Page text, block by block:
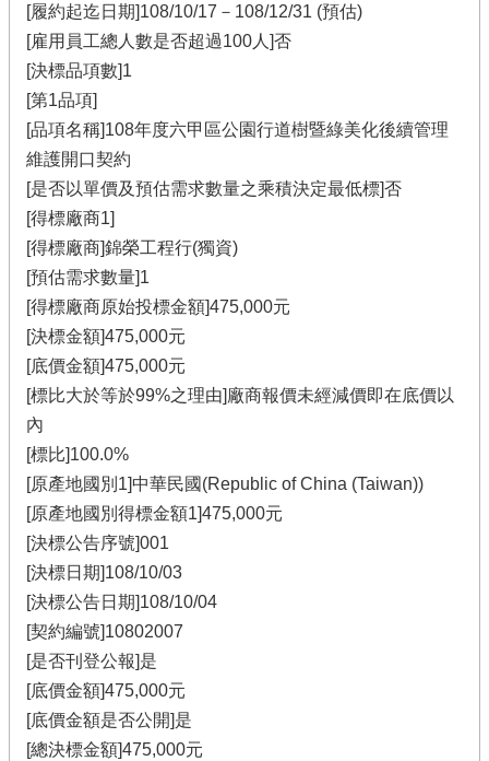
[履約起迄日期]108/10/17－108/12/31 (預估)
[雇用員工總人數是否超過100人]否
[決標品項數]1
[第1品項]
[品項名稱]108年度六甲區公園行道樹暨綠美化後續管理
維護開口契約
[是否以單價及預估需求數量之乘積決定最低標]否
[得標廠商1]
[得標廠商]錦榮工程行(獨資)
[預估需求數量]1
[得標廠商原始投標金額]475,000元
[決標金額]475,000元
[底價金額]475,000元
[標比大於等於99%之理由]廠商報價未經減價即在底價以
內
[標比]100.0%
[原產地國別1]中華民國(Republic of China (Taiwan))
[原產地國別得標金額1]475,000元
[決標公告序號]001
[決標日期]108/10/03
[決標公告日期]108/10/04
[契約編號]10802007
[是否刊登公報]是
[底價金額]475,000元
[底價金額是否公開]是
[總決標金額]475,000元